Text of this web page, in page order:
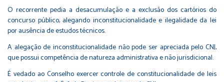
O recorrente pedia a desacumulação e a exclusão dos cartórios do
concurso público, alegando inconstitucionalidade e ilegalidade da lei
por ausência de estudos técnicos.
A alegação de inconstitucionalidade não pode ser apreciada pelo CNJ,
que possui competência de natureza administrativa e não jurisdicional.
É vedado ao Conselho exercer controle de constitucionalidade de leis